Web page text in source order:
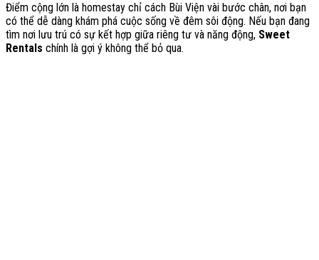
Điểm cộng lớn là homestay chỉ cách Bùi Viện vài bước chân, nơi bạn
có thể dễ dàng khám phá cuộc sống về đêm sôi động. Nếu bạn đang
tìm nơi lưu trú có sự kết hợp giữa riêng tư và năng động, Sweet
Rentals chính là gợi ý không thể bỏ qua.